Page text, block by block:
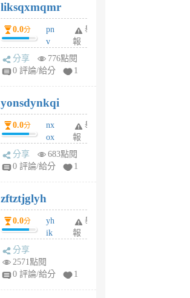
6
個
月
前
liksqxmqmr
0.0分
pn
v
wt
sv
6
個
月
前
舉
報
分享
776點閱
0 評論/給分
1
yonsdynkqi
0.0分
nx
ox
rh
pe
月
前
舉
報
分享
683點閱
0 評論/給分
1
zftztjglyh
0.0分
yh
ik
tu
舉
報
分享
2571點閱
0 評論/給分
1